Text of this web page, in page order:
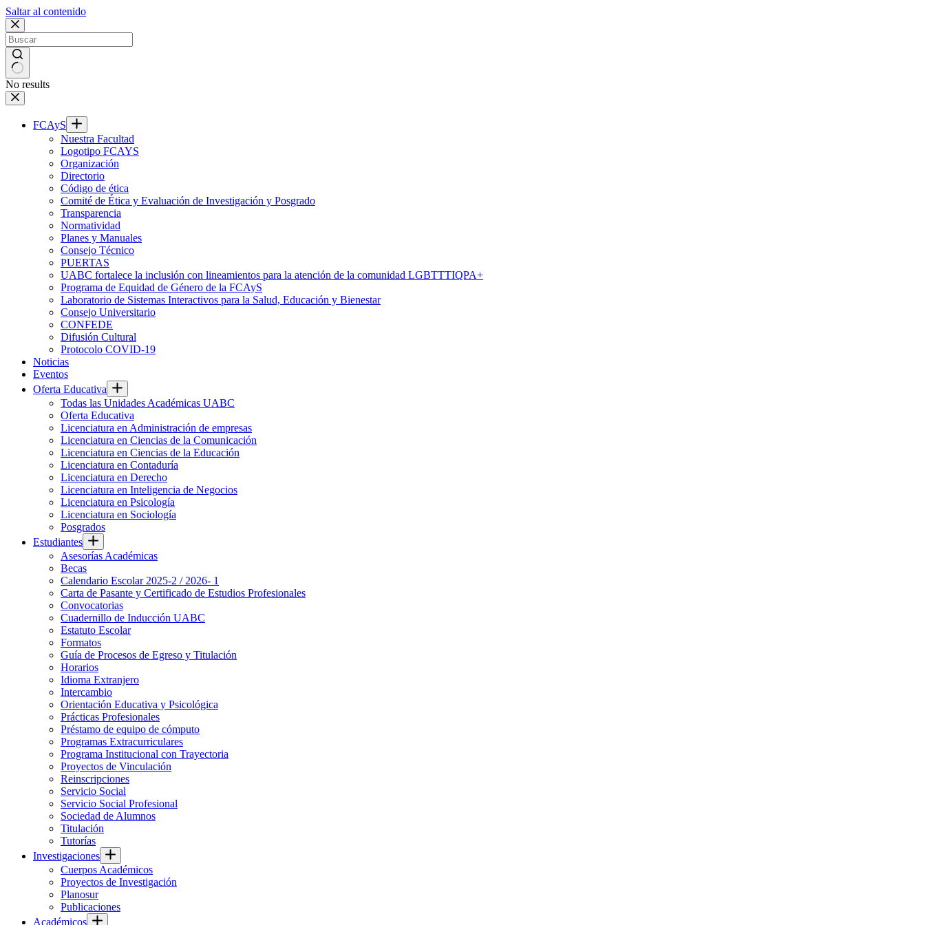
Saltar al contenido
No results
FCAyS
Nuestra Facultad
Logotipo FCAYS
Organización
Directorio
Código de ética
Comité de Ética y Evaluación de Investigación y Posgrado
Transparencia
Normatividad
Planes y Manuales
Consejo Técnico
PUERTAS
UABC fortalece la inclusión con lineamientos para la atención de la comunidad LGBTTTIQPA+
Programa de Equidad de Género de la FCAyS
Laboratorio de Sistemas Interactivos para la Salud, Educación y Bienestar
Consejo Universitario
CONFEDE
Difusión Cultural
Protocolo COVID-19
Noticias
Eventos
Oferta Educativa
Todas las Unidades Académicas UABC
Oferta Educativa
Licenciatura en Administración de empresas
Licenciatura en Ciencias de la Comunicación
Licenciatura en Ciencias de la Educación
Licenciatura en Contaduría
Licenciatura en Derecho
Licenciatura en Inteligencia de Negocios
Licenciatura en Psicología
Licenciatura en Sociología
Posgrados
Estudiantes
Asesorías Académicas
Becas
Calendario Escolar 2025-2 / 2026- 1
Carta de Pasante y Certificado de Estudios Profesionales
Convocatorias
Cuadernillo de Inducción UABC
Estatuto Escolar
Formatos
Guía de Procesos de Egreso y Titulación
Horarios
Idioma Extranjero
Intercambio
Orientación Educativa y Psicológica
Prácticas Profesionales
Préstamo de equipo de cómputo
Programas Extracurriculares
Programa Institucional con Trayectoria
Proyectos de Vinculación
Reinscripciones
Servicio Social
Servicio Social Profesional
Sociedad de Alumnos
Titulación
Tutorías
Investigaciones
Cuerpos Académicos
Proyectos de Investigación
Planosur
Publicaciones
Académicos